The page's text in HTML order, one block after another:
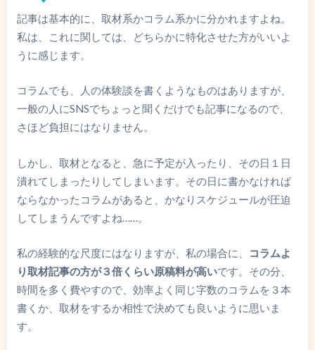
記事は基本的に、取材系かコラム系かに分かれますよね。
私は、これに関しては、どちらかに特化させた方がいいよ
うに感じます。
コラムでも、人の体験談を書くようなものはありますが、
一般の人にSNSでちょっと聞くだけでも記事になるので、
さほど負担にはなりません。
しかし、取材となると、急に予定が入ったり、その日１日
潰れてしまったりしてしまいます。その日に書かなければ
ならなかったコラムがあると、かなりスケジュールが圧迫
してしまうんですよね……。
私の経験的な尺度にはなりますが、私の場合に、
コラムよ
り取材記事の方が３倍くらい原稿料が高いです。その分、
時間を多く費やすので、効率よく同じ字数のコラムを３本
書くか、取材をするか相性で決めても良いように思いま
す。